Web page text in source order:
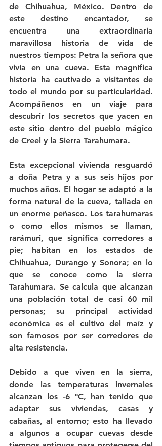
de Chihuahua, México. Dentro de
este destino encantador, se
encuentra una extraordinaria
maravillosa historia de vida de
nuestros tiempos: Petra la señora que
vivía en una cueva. Esta magnífica
historia ha cautivado a visitantes de
todo el mundo por su particularidad.
Acompáñenos en un viaje para
descubrir los secretos que yacen en
este sitio dentro del pueblo mágico
de Creel y la Sierra Tarahumara.
Esta excepcional vivienda resguardó
a doña Petra y a sus seis hijos por
muchos años. El hogar se adaptó a la
forma natural de la cueva, tallada en
un enorme peñasco. Los tarahumaras
o como ellos mismos se llaman,
rarámuri, que significa corredores a
pie; habitan en los estados de
Chihuahua, Durango y Sonora; en lo
que se conoce como la sierra
Tarahumara. Se calcula que alcanzan
una población total de casi 60 mil
personas; su principal actividad
económica es el cultivo del maíz y
son famosos por ser corredores de
alta resistencia.
Debido a que viven en la sierra,
donde las temperaturas invernales
alcanzan los -6 °C, han tenido que
adaptar sus viviendas, casas y
cabañas, al entorno; esto ha llevado
a algunos a ocupar cuevas desde